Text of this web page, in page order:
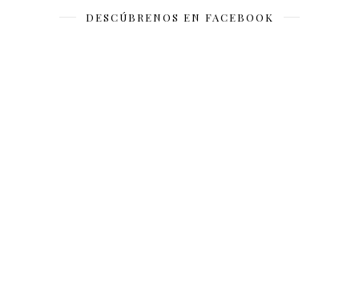
DESCÚBRENOS EN FACEBOOK